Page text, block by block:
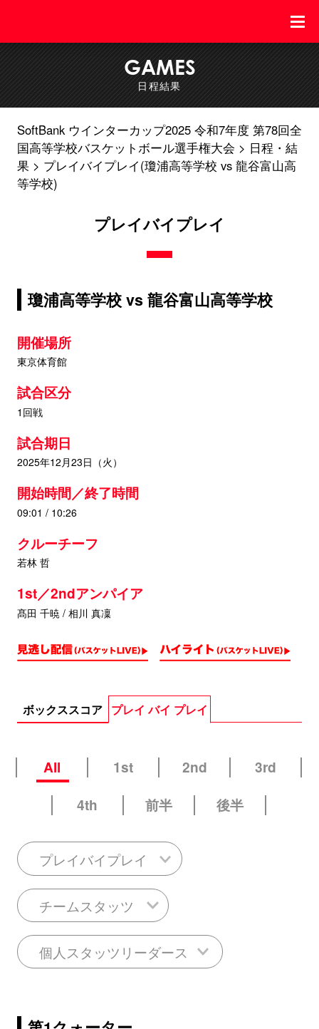
GAMES
日程結果
SoftBank ウインターカップ2025 令和7年度 第78回全
国高等学校バスケットボール選手権大会
日程・結
果
プレイバイプレイ(瓊浦高等学校 vs 龍谷富山高
等学校)
プレイバイプレイ
瓊浦高等学校 vs 龍谷富山高等学校
開催場所
東京体育館
試合区分
1回戦
試合期日
2025年12月23日（火）
開始時間／終了時間
09:01 / 10:26
クルーチーフ
若林 哲
1st／2ndアンパイア
髙田 千暁 / 相川 真凜
ボックススコア プレイ バイ プレイ
All 1st 2nd
3rd
4th
前半 後半
プレイバイプレイ
チームスタッツ
個人スタッツリーダース